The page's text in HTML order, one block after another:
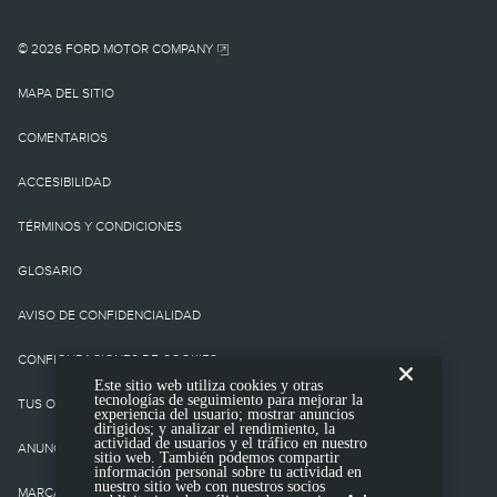
cargo por
destino/entrega como
tampoco cargos o
impuestos
gubernamentales ni
cargos por
financiamiento, cargo de
procesamiento de la
tienda, cargo de
presentación electrónica
ni cargo por prueba de
© 2026 FORD MOTOR COMPANY
MAPA DEL SITIO
COMENTARIOS
ACCESIBILIDAD
TÉRMINOS Y CONDICIONES
GLOSARIO
AVISO DE CONFIDENCIALIDAD
CONFIGURACIONES DE COOKIES
TUS OPCIONES DE CONFIDENCIALIIDAD
ANUNCIOS BASADOS EN INTERESES
MARCAS COMERCIALES DE TERCEROS
Este sitio web utiliza cookies y otras
tecnologías de seguimiento para mejorar la
experiencia del usuario; mostrar anuncios
dirigidos; y analizar el rendimiento, la
actividad de usuarios y el tráfico en nuestro
sitio web. También podemos compartir
información personal sobre tu actividad en
nuestro sitio web con nuestros socios